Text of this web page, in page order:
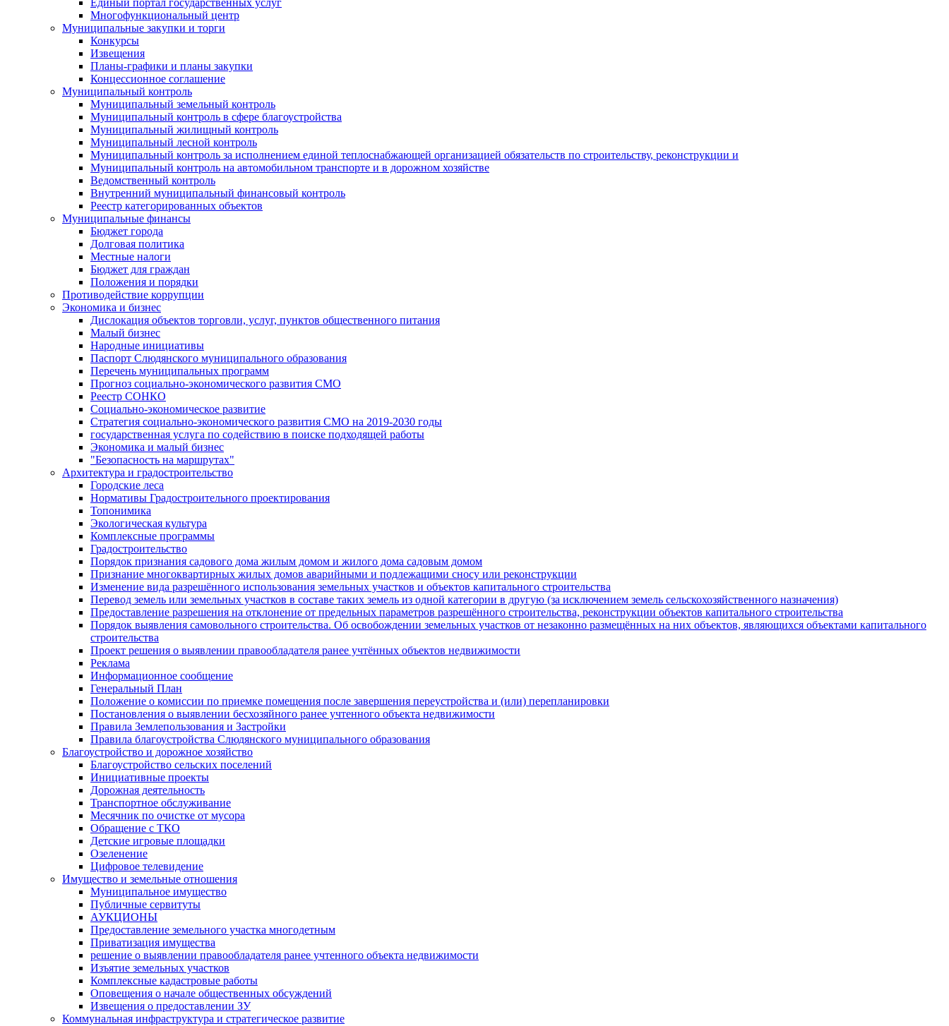
Многофункциональный центр
Муниципальные закупки и торги
Конкурсы
Извещения
Планы-графики и планы закупки
Концессионное соглашение
Муниципальный контроль
Муниципальный земельный контроль
Муниципальный контроль в сфере благоустройства
Муниципальный жилищный контроль
Муниципальный лесной контроль
Муниципальный контроль за исполнением единой теплоснабжающей организацией обязательств по строительству, реконструкции и
Муниципальный контроль на автомобильном транспорте и в дорожном хозяйстве
Ведомственный контроль
Внутренний муниципальный финансовый контроль
Реестр категорированных объектов
Муниципальные финансы
Бюджет города
Долговая политика
Местные налоги
Бюджет для граждан
Положения и порядки
Противодействие коррупции
Экономика и бизнес
Дислокация объектов торговли, услуг, пунктов общественного питания
Малый бизнес
Народные инициативы
Паспорт Слюдянского муниципального образования
Перечень муниципальных программ
Прогноз социально-экономического развития СМО
Реестр СОНКО
Социально-экономическое развитие
Стратегия социально-экономического развития СМО на 2019-2030 годы
государственная услуга по содействию в поиске подходящей работы
Экономика и малый бизнес
"Безопасность на маршрутах"
Архитектура и градостроительство
Городские леса
Нормативы Градостроительного проектирования
Топонимика
Экологическая культура
Комплексные программы
Градостроительство
Порядок признания садового дома жилым домом и жилого дома садовым домом
Признание многоквартирных жилых домов аварийными и подлежащими сносу или реконструкции
Изменение вида разрешённого использования земельных участков и объектов капитального строительства
Перевод земель или земельных участков в составе таких земель из одной категории в другую (за исключением земель сельскохозяйственного назначения)
Предоставление разрешения на отклонение от предельных параметров разрешённого строительства, реконструкции объектов капитального строительства
Порядок выявления самовольного строительства. Об освобождении земельных участков от незаконно размещённых на них объектов, являющихся объектами капитального
строительства
Проект решения о выявлении правообладателя ранее учтённых объектов недвижимости
Реклама
Информационное сообщение
Генеральный План
Положение о комиссии по приемке помещения после завершения переустройства и (или) перепланировки
Постановления о выявлении бесхозяйного ранее учтенного объекта недвижимости
Правила Землепользования и Застройки
Правила благоустройства Слюдянского муниципального образования
Благоустройство и дорожное хозяйство
Благоустройство сельских поселений
Инициативные проекты
Дорожная деятельность
Транспортное обслуживание
Месячник по очистке от мусора
Обращение с ТКО
Детские игровые площадки
Озеленение
Цифровое телевидение
Имущество и земельные отношения
Муниципальное имущество
Публичные сервитуты
АУКЦИОНЫ
Предоставление земельного участка многодетным
Приватизация имущества
решение о выявлении правообладателя ранее учтенного объекта недвижимости
Изъятие земельных участков
Комплексные кадастровые работы
Оповещения о начале общественных обсуждений
Извещения о предоставлении ЗУ
Коммунальная инфраструктура и стратегическое развитие